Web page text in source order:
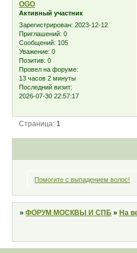
OGO
Активный участник
Зарегистрирован: 2023-12-12
Приглашений: 0
Сообщений: 105
Уважение: 0
Позитив: 0
Провел на форуме:
13 часов 2 минуты
Последний визит:
2026-07-30 22:57:17
Страница:1
Помогите с выпадением волос!
»ФОРУМ МОСКВЫ И СПБ » На